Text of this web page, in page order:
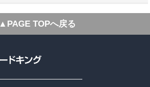
▲PAGE TOPへ戻る